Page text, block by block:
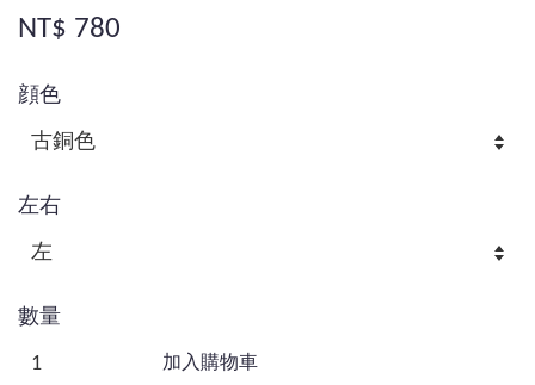
NT$ 780
顔色
左右
數量
加入購物車